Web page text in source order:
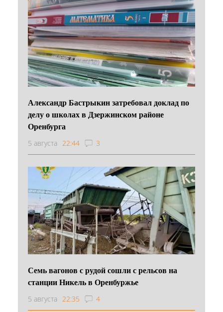
Александр Бастрыкин затребовал доклад по
делу о школах в Дзержинском районе
Оренбурга
5 августа 22:44 3
Семь вагонов с рудой сошли с рельсов на
станции Никель в Оренбуржье
5 августа 22:35 4